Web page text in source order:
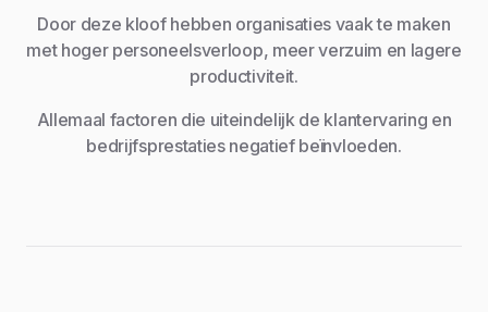
Door deze kloof hebben organisaties vaak te maken
met hoger personeelsverloop, meer verzuim en lagere
productiviteit.
Allemaal factoren die uiteindelijk de klantervaring en
bedrijfsprestaties negatief beïnvloeden.